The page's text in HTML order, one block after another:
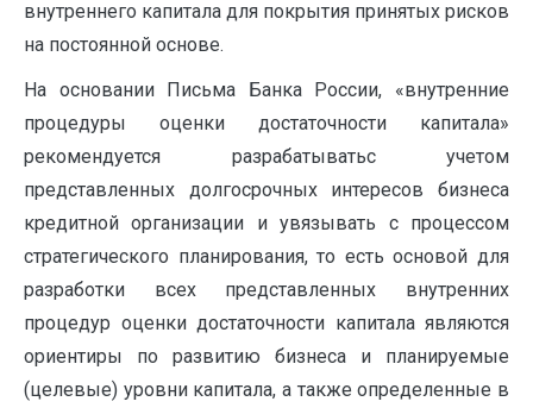
внутреннего капитала для покрытия принятых рисков
на постоянной основе.
На основании Письма Банка России, «внутренние
процедуры оценки достаточности капитала»
рекомендуется разрабатыватьс учетом
представленных долгосрочных интересов бизнеса
кредитной организации и увязывать с процессом
стратегического планирования, то есть основой для
разработки всех представленных внутренних
процедур оценки достаточности капитала являются
ориентиры по развитию бизнеса и планируемые
(целевые) уровни капитала, а также определенные в